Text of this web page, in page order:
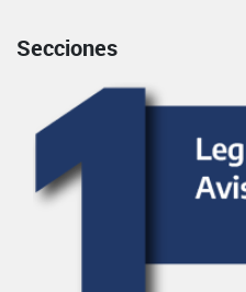
Secciones